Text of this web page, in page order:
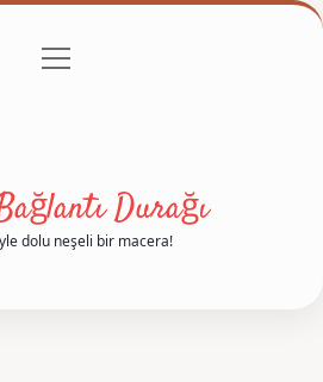
Politikası
menüyü
Durağı
dolu neşeli bir macera!